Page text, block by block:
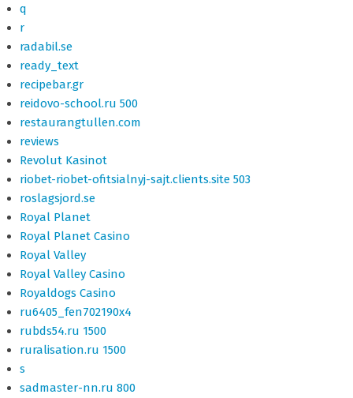
q
r
radabil.se
ready_text
recipebar.gr
reidovo-school.ru 500
restaurangtullen.com
reviews
Revolut Kasinot
riobet-riobet-ofitsialnyj-sajt.clients.site 503
roslagsjord.se
Royal Planet
Royal Planet Casino
Royal Valley
Royal Valley Casino
Royaldogs Casino
ru6405_fen702190x4
rubds54.ru 1500
ruralisation.ru 1500
s
sadmaster-nn.ru 800